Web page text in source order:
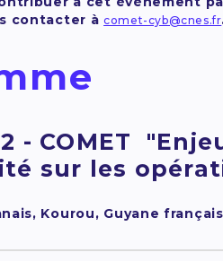
contacter àcomet-cyb@cnes.fr
- COMET "
sur les
Kourou, Guyane